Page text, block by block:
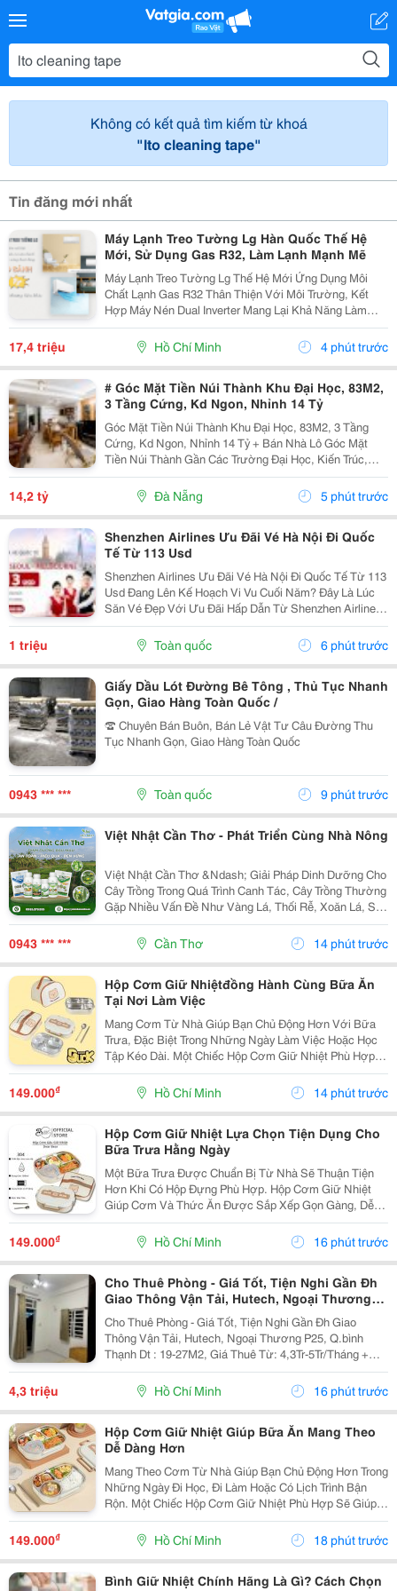
Không có kết quả tìm kiếm từ khoá
"lto cleaning tape"
Tin đăng mới nhất
Máy Lạnh Treo Tường Lg Hàn Quốc Thế Hệ
Mới, Sử Dụng Gas R32, Làm Lạnh Mạnh Mẽ
Máy Lạnh Treo Tường Lg Thế Hệ Mới Ứng Dụng Môi
Chất Lạnh Gas R32 Thân Thiện Với Môi Trường, Kết
Hợp Máy Nén Dual Inverter Mang Lại Khả Năng Làm
Lạnh Mạnh Mẽ, Nhanh Chóng Và Tiết Kiệm Điện Năng
Vượt Trội Cho Không Gian Sống Của Bạn. Máy...
17,4 triệu Hồ Chí Minh 4 phút trước
# Góc Mặt Tiền Núi Thành Khu Đại Học, 83M2,
3 Tầng Cứng, Kd Ngon, Nhỉnh 14 Tỷ
Góc Mặt Tiền Núi Thành Khu Đại Học, 83M2, 3 Tầng
Cứng, Kd Ngon, Nhỉnh 14 Tỷ + Bán Nhà Lô Góc Mặt
Tiền Núi Thành Gần Các Trường Đại Học, Kiến Trúc,
Đông Á, Downtown&Hellip; + Dt 83M2, 2 Mặt Thoáng
(Kẹp Kiệt 5M), 3 Tầng Kiên Cố, Sạch Đẹp▪️ T1: Sân Để...
14,2 tỷ Đà Nẵng 5 phút trước
Shenzhen Airlines Ưu Đãi Vé Hà Nội Đi Quốc
Tế Từ 113 Usd
Shenzhen Airlines Ưu Đãi Vé Hà Nội Đi Quốc Tế Từ 113
Usd Đang Lên Kế Hoạch Vi Vu Cuối Năm? Đây Là Lúc
Săn Vé Đẹp Với Ưu Đãi Hấp Dẫn Từ Shenzhen Airlines!
Hành Khách Khởi Hành Từ Hà Nội Có Thể Bay Đến
Những Điểm Đến Nổi Bật Như London, Seoul Và...
1 triệu Toàn quốc 6 phút trước
Giấy Dầu Lót Đường Bê Tông , Thủ Tục Nhanh
Gọn, Giao Hàng Toàn Quốc /
☎ Chuyên Bán Buôn, Bán Lẻ Vật Tư Câu Đường Thu
Tục Nhanh Gọn, Giao Hàng Toàn Quốc
0943 *** *** Toàn quốc 9 phút trước
Việt Nhật Cần Thơ - Phát Triển Cùng Nhà Nông
Việt Nhật Cần Thơ &Ndash; Giải Pháp Dinh Dưỡng Cho
Cây Trồng Trong Quá Trình Canh Tác, Cây Trồng Thường
Gặp Nhiều Vấn Đề Như Vàng Lá, Thối Rễ, Xoăn Lá, Sâu
Bệnh, Ra Hoa Kém, Rụng Hoa Hoặc Đậu Quả Thấp .
Việc Lựa Chọn Giải Pháp Dinh Dưỡng Phù Hợp Và...
0943 *** *** Cần Thơ 14 phút trước
Hộp Cơm Giữ Nhiệtđồng Hành Cùng Bữa Ăn
Tại Nơi Làm Việc
Mang Cơm Từ Nhà Giúp Bạn Chủ Động Hơn Với Bữa
Trưa, Đặc Biệt Trong Những Ngày Làm Việc Hoặc Học
Tập Kéo Dài. Một Chiếc Hộp Cơm Giữ Nhiệt Phù Hợp
Sẽ Giúp Các Món Ăn Được Sắp Xếp Gọn Gàng Và
Thuận Tiện Mang Theo. Chọn Hộp Theo Nhu Cầu Sử
Dụng Nếu...
149.000₫ Hồ Chí Minh 14 phút trước
Hộp Cơm Giữ Nhiệt Lựa Chọn Tiện Dụng Cho
Bữa Trưa Hằng Ngày
Một Bữa Trưa Được Chuẩn Bị Từ Nhà Sẽ Thuận Tiện
Hơn Khi Có Hộp Đựng Phù Hợp. Hộp Cơm Giữ Nhiệt
Giúp Cơm Và Thức Ăn Được Sắp Xếp Gọn Gàng, Dễ
Mang Theo Đến Trường, Nơi Làm Việc Hoặc Sử Dụng
Trong Những Chuyến Đi. Chọn Hộp Dựa Trên Thực Đơn
149.000₫ Hồ Chí Minh 16 phút trước
Cho Thuê Phòng - Giá Tốt, Tiện Nghi Gần Đh
Giao Thông Vận Tải, Hutech, Ngoại Thương
P25, Q.bình Thạnh
Cho Thuê Phòng - Giá Tốt, Tiện Nghi Gần Đh Giao
Thông Vận Tải, Hutech, Ngoại Thương P25, Q.bình
Thạnh Dt : 19-27M2, Giá Thuê Từ: 4,3Tr-5Tr/Tháng +
Phòng Có Ban Công Sạch, Thoáng, Nhà Vệ Sinh Riêng.
Nội Thất Sẵn: Giường+ Nệm, Máy Lạnh, Tủ Lạnh,...
4,3 triệu Hồ Chí Minh 16 phút trước
Hộp Cơm Giữ Nhiệt Giúp Bữa Ăn Mang Theo
Dễ Dàng Hơn
Mang Theo Cơm Từ Nhà Giúp Bạn Chủ Động Hơn Trong
Những Ngày Đi Học, Đi Làm Hoặc Có Lịch Trình Bận
Rộn. Một Chiếc Hộp Cơm Giữ Nhiệt Phù Hợp Sẽ Giúp
Các Món Ăn Được Sắp Xếp Ngăn Nắp, Thuận Tiện
Mang Theo Và Sử Dụng Trong Ngày. Lựa Chọn Số Ngăn
149.000₫ Hồ Chí Minh 18 phút trước
Bình Giữ Nhiệt Chính Hãng Là Gì? Cách Chọn